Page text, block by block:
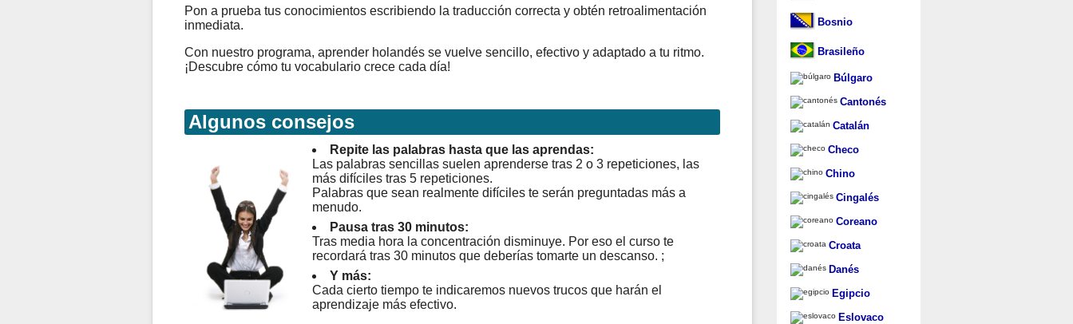
Pon a prueba tus conocimientos escribiendo la traducción correcta y obtén retroalimentación
inmediata.
Con nuestro programa, aprender holandés se vuelve sencillo, efectivo y adaptado a tu ritmo.
¡Descubre cómo tu vocabulario crece cada día!
Algunos consejos
Repite las palabras hasta que las aprendas:
Las palabras sencillas suelen aprenderse tras 2 o 3 repeticiones, las
más difíciles tras 5 repeticiones.
Palabras que sean realmente difíciles te serán preguntadas más a
menudo.
Pausa tras 30 minutos:
Tras media hora la concentración disminuye. Por eso el curso te
recordará tras 30 minutos que deberías tomarte un descanso. ;
Y más:
Cada cierto tiempo te indicaremos nuevos trucos que harán el
aprendizaje más efectivo.
Bosnio
Brasileño
Búlgaro
Cantonés
Catalán
Checo
Chino
Cingalés
Coreano
Croata
Danés
Egipcio
Eslovaco